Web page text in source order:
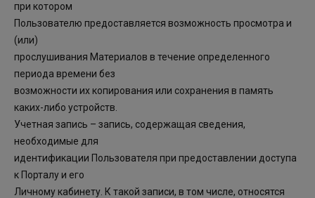
при котором
Пользователю предоставляется возможность просмотра и
(или)
прослушивания Материалов в течение определенного
периода времени без
возможности их копирования или сохранения в память
каких-либо устройств.
Учетная запись – запись, содержащая сведения,
необходимые для
идентификации Пользователя при предоставлении доступа
к Порталу и его
Личному кабинету. К такой записи, в том числе, относятся